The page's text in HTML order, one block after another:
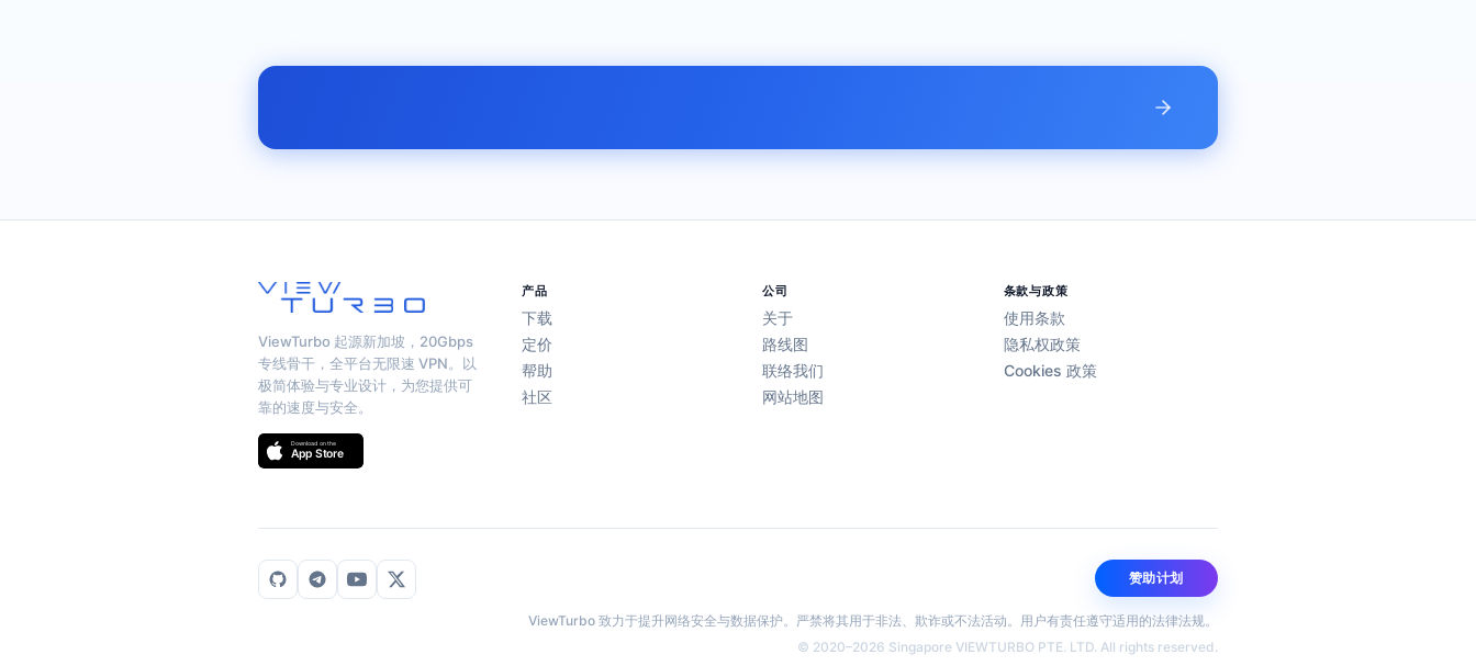
ViewTurbo 起源新加坡，20Gbps
专线骨干，全平台无限速 VPN。以
极简体验与专业设计，为您提供可
靠的速度与安全。
产品
下载
定价
帮助
社区
公司
关于
路线图
联络我们
网站地图
条款与政策
使用条款
隐私权政策
Cookies 政策
赞助计划
ViewTurbo 致力于提升网络安全与数据保护。严禁将其用于非法、欺诈或不法活动。用户有责任遵守适用的法律法规。
© 2020–2026 Singapore VIEWTURBO PTE. LTD. All rights reserved.